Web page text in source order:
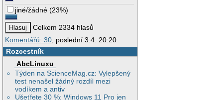
jiné/žádné (23%)
Celkem 2334 hlasů
Komentářů: 30, poslední 3.4. 20:20
Rozcestník
AbcLinuxu
Týden na ScienceMag.cz: Vylepšený
test nenašel žádný rozdíl mezi
vodíkem a antiv
Ušetřete 30 %: Windows 11 Pro jen